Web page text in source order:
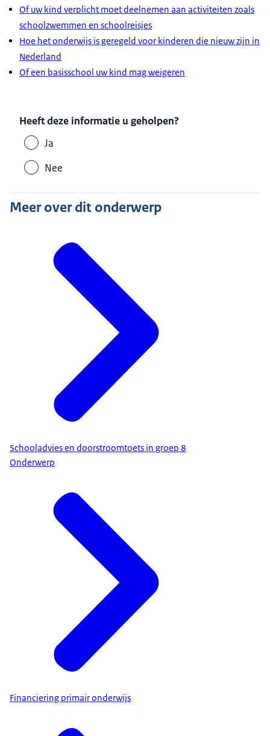
Of uw kind verplicht moet deelnemen aan activiteiten zoals
schoolzwemmen en schoolreisjes
Hoe het onderwijs is geregeld voor kinderen die nieuw zijn in
Nederland
Of een basisschool uw kind mag weigeren
Heeft deze informatie u geholpen?
Ja
Nee
Meer over dit onderwerp
Schooladvies en doorstroomtoets in groep 8
Onderwerp
Financiering primair onderwijs